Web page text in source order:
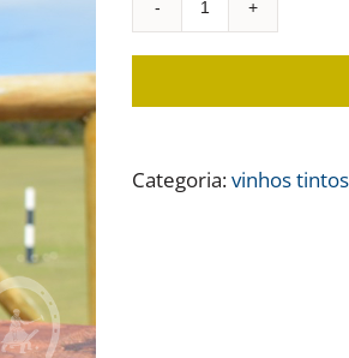
Galiotto
Merlot
13%
Categoria:vinhos